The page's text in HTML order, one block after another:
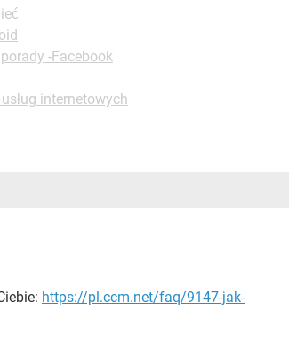
-Facebook
internetowych
https://pl.ccm.net/faq/9147-jak-